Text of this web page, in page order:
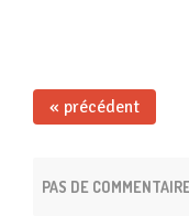
« précédent
PAS DE